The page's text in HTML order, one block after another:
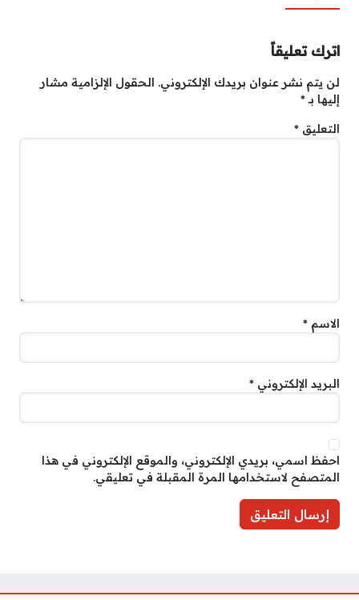
اترك تعليقاً
لن يتم نشر عنوان بريدك الإلكتروني. الحقول الإلزامية مشار
إليها بـ*
التعليق *
الاسم *
البريد الإلكتروني *
احفظ اسمي، بريدي الإلكتروني، والموقع الإلكتروني في هذا
المتصفح لاستخدامها المرة المقبلة في تعليقي.